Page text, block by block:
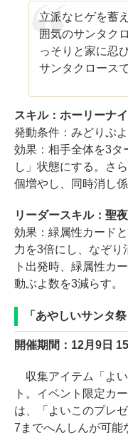
立派なヒゲを蓄
囲気のサンタク
っそりと家に忍
サンタクロース
スキル：ホーリーナ
発動条件：みどりぷよ
効果：相手全体を3タ
し」状態にする。さ
個増やし、同時消し
リーダースキル：聖
効果：緑属性カード
力を3倍にし、なぞり
ト出発時、緑属性カ
動ぷよ数を3減らす。
「あやしいサンタ
開催期間：12月9日
収集アイテム「よ
ト。イベント限定カ
は、「よいこのプレ
7までへんしんが可能